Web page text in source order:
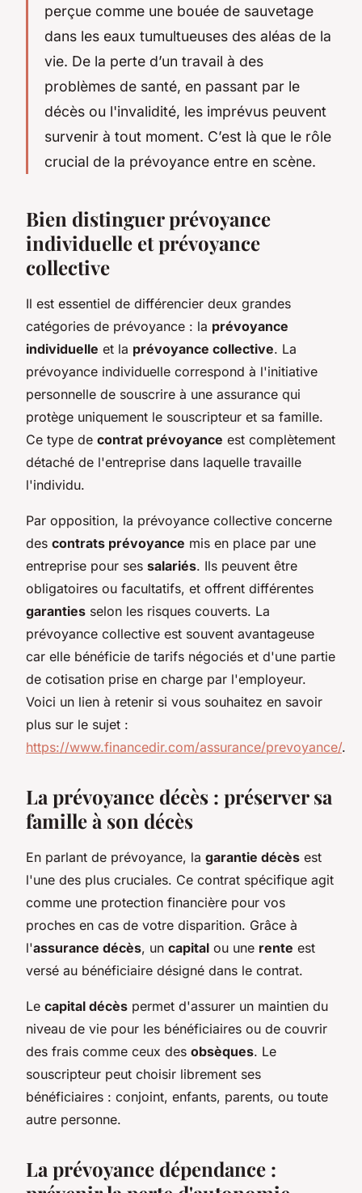
perçue comme une bouée de sauvetage
dans les eaux tumultueuses des aléas de la
vie. De la perte d’un travail à des
problèmes de santé, en passant par le
décès ou l'invalidité, les imprévus peuvent
survenir à tout moment. C’est là que le rôle
crucial de la prévoyance entre en scène.
Bien distinguer prévoyance
individuelle et prévoyance
collective
Il est essentiel de différencier deux grandes
catégories de prévoyance : la prévoyance
individuelle et la prévoyance collective. La
prévoyance individuelle correspond à l'initiative
personnelle de souscrire à une assurance qui
protège uniquement le souscripteur et sa famille.
Ce type de contrat prévoyance est complètement
détaché de l'entreprise dans laquelle travaille
l'individu.
Par opposition, la prévoyance collective concerne
des contrats prévoyance mis en place par une
entreprise pour ses salariés. Ils peuvent être
obligatoires ou facultatifs, et offrent différentes
garanties selon les risques couverts. La
prévoyance collective est souvent avantageuse
car elle bénéficie de tarifs négociés et d'une partie
de cotisation prise en charge par l'employeur.
Voici un lien à retenir si vous souhaitez en savoir
plus sur le sujet :
https://www.financedir.com/assurance/prevoyance/.
La prévoyance décès : préserver sa
famille à son décès
En parlant de prévoyance, la garantie décès est
l'une des plus cruciales. Ce contrat spécifique agit
comme une protection financière pour vos
proches en cas de votre disparition. Grâce à
l'assurance décès, un capital ou une rente est
versé au bénéficiaire désigné dans le contrat.
Le capital décès permet d'assurer un maintien du
niveau de vie pour les bénéficiaires ou de couvrir
des frais comme ceux des obsèques. Le
souscripteur peut choisir librement ses
bénéficiaires : conjoint, enfants, parents, ou toute
autre personne.
La prévoyance dépendance :